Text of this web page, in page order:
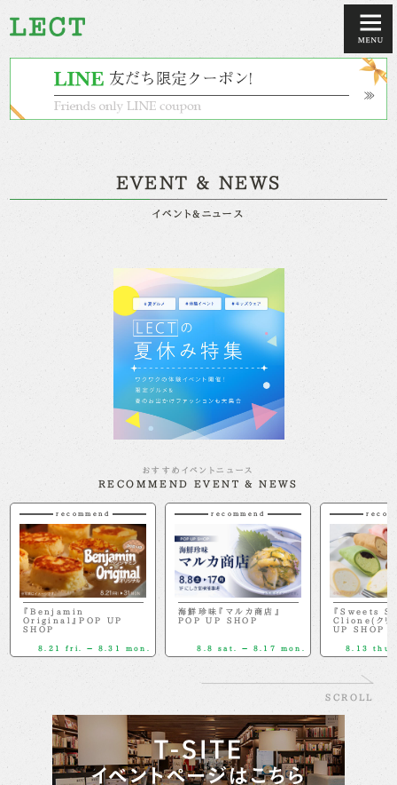
EVENT & NEWS
イベント&ニュース
おすすめイベントニュース
RECOMMEND EVENT & NEWS
recommend
『Benjamin
Original』POP UP
SHOP
8.21 fri. － 8.31 mon.
recommend
海鮮珍味『マルカ商店』
POP UP SHOP
8.8 sat. － 8.17 mon.
『Sweets
Clione(クリ
UP SHOP
8.13 thu.
SCROLL